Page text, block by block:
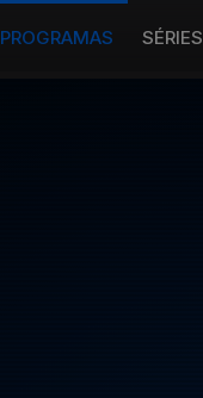
PROGRAMAS SÉRIES